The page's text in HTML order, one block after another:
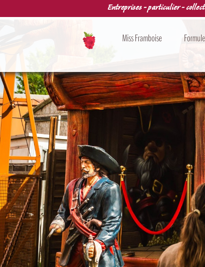
Entreprises - particulier -
Miss Framboise